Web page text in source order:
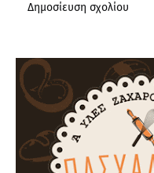
Δημοσίευση σχολίου